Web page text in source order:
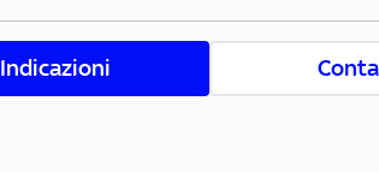
Indicazioni